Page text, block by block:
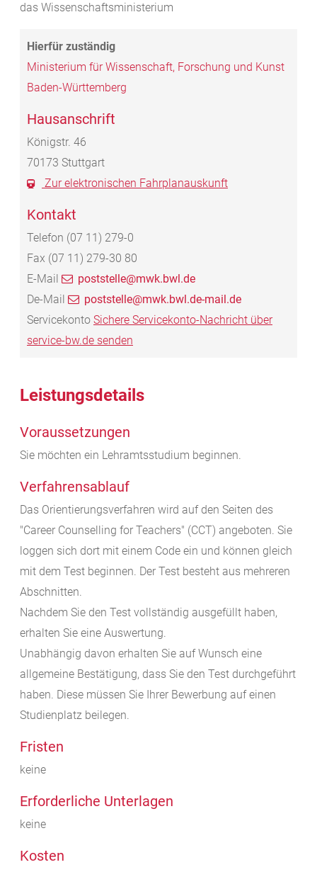
das Wissenschaftsministerium
Ministerium für Wissenschaft, Forschung und Kunst
Baden-Württemberg
Hausanschrift
Königstr. 46
70173 Stuttgart
Zur elektronischen Fahrplanauskunft
Kontakt
Telefon (07 11) 279-0
Fax (07 11) 279-30 80
E-Mail
poststelle@mwk.bwl.de
De-Mail
poststelle@mwk.bwl.de-mail.de
Servicekonto Sichere Servicekonto-Nachricht über
service-bw.de senden
Leistungsdetails
Voraussetzungen
Sie möchten ein Lehramtsstudium beginnen.
Verfahrensablauf
Das Orientierungsverfahren wird auf den Seiten des
"Career Counselling for Teachers" (CCT) angeboten. Sie
loggen sich dort mit einem Code ein und können gleich
mit dem Test beginnen. Der Test besteht aus mehreren
Abschnitten.
Nachdem Sie den Test vollständig ausgefüllt haben,
erhalten Sie eine Auswertung.
Unabhängig davon erhalten Sie auf Wunsch eine
allgemeine Bestätigung, dass Sie den Test durchgeführt
haben. Diese müssen Sie Ihrer Bewerbung auf einen
Studienplatz beilegen.
Fristen
keine
Erforderliche Unterlagen
keine
Kosten